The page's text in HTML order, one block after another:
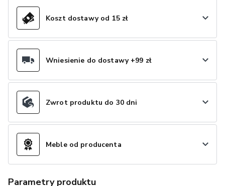
Koszt dostawy od 15 zł
Wniesienie do dostawy +99 zł
Zwrot produktu do 30 dni
Meble od producenta
Parametry produktu